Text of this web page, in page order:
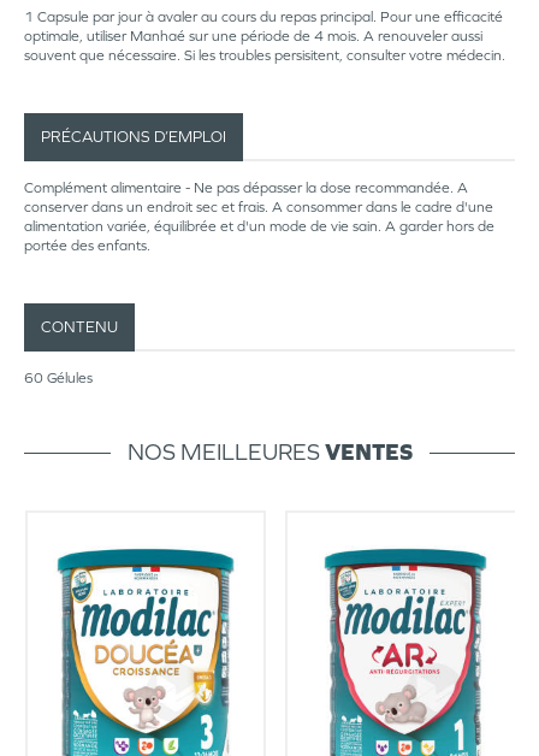
1 Capsule par jour à avaler au cours du repas principal. Pour une efficacité
optimale, utiliser Manhaé sur une période de 4 mois. A renouveler aussi
souvent que nécessaire. Si les troubles persisitent, consulter votre médecin.
PRÉCAUTIONS D’EMPLOI
Complément alimentaire - Ne pas dépasser la dose recommandée. A
conserver dans un endroit sec et frais. A consommer dans le cadre d'une
alimentation variée, équilibrée et d'un mode de vie sain. A garder hors de
portée des enfants.
CONTENU
60 Gélules
NOS MEILLEURESVENTES